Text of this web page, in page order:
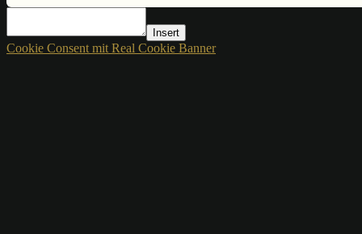
Insert
Cookie Consent mit Real Cookie Banner